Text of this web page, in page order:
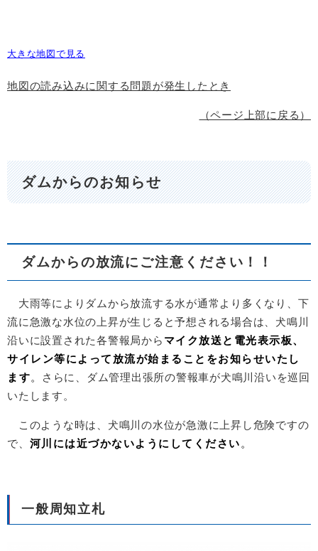
大きな地図で見る
地図の読み込みに関する問題が発生したとき
（ページ上部に戻る）
ダムからのお知らせ
ダムからの放流にご注意ください！！
大雨等によりダムから放流する水が通常より多くなり、下
流に急激な水位の上昇が生じると予想される場合は、犬鳴川
沿いに設置された各警報局から マイク放送と電光表示板、
サイレン等によって放流が始まることをお知らせいたし
ます。
さらに、ダム管理出張所の警報車が犬鳴川沿いを巡回
いたします。
このような時は、犬鳴川の水位が急激に上昇し危険ですの
で、 河川には近づかないようにしてください 。
一般周知立札